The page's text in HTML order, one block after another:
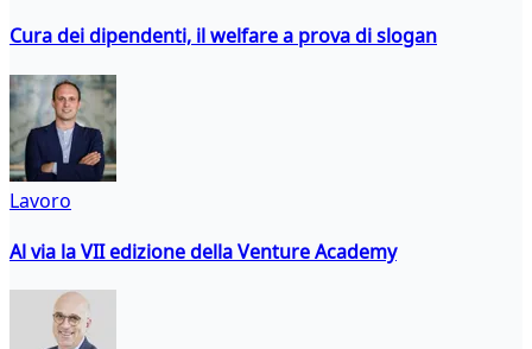
Cura dei dipendenti, il welfare a prova di slogan
Lavoro
Al via la VII edizione della Venture Academy